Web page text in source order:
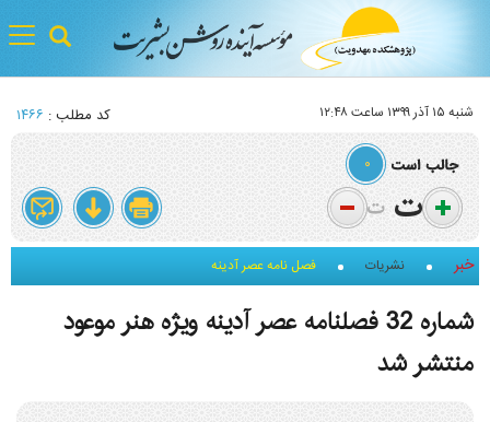
شنبه ۱۵ آذر ۱۳۹۹ ساعت ۱۲:۴۸ کد مطلب : ۱۴۶۶
۰
خبر نشریات فصل نامه عصر آدینه
شماره 32 فصلنامه عصر آدینه ویژه هنر موعود
منتشر شد